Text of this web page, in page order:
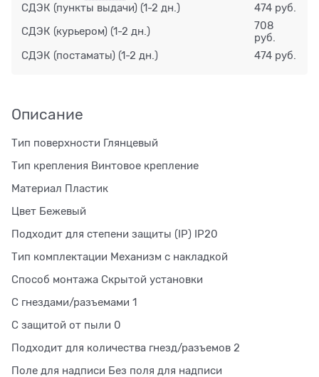
СДЭК (пункты выдачи) (1-2 дн.) 474 руб.
СДЭК (курьером) (1-2 дн.)
708
руб.
СДЭК (постаматы) (1-2 дн.) 474 руб.
Описание
Тип поверхности Глянцевый
Тип крепления Винтовое крепление
Материал Пластик
Цвет Бежевый
Подходит для степени защиты (IP) IP20
Тип комплектации Механизм с накладкой
Способ монтажа Скрытой установки
С гнездами/разъемами 1
С защитой от пыли 0
Подходит для количества гнезд/разъемов 2
Поле для надписи Без поля для надписи